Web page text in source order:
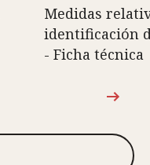
Medidas
identificación
- Ficha técnica